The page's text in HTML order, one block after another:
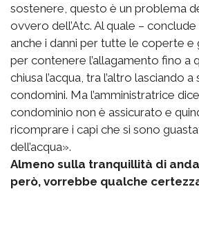
sostenere, questo è un problema
ovvero dell’Atc. Al quale –
anche i danni per tutte le coperte e
per contenere l’allagamento fino a
chiusa l’acqua, tra l’altro lasciando
condomini. Ma l’amministratrice
condominio non è assicurato e
ricomprare i capi che si sono
dell’acqua».
Almeno sulla tranquillità di
però, vorrebbe qualche